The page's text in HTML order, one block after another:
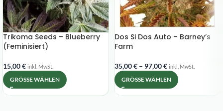
Trikoma Seeds – Blueberry
(Feminisiert)
15,00€ inkl. MwSt.
GRÖSSE WÄHLEN
Dos Si Dos Auto – Barney’s
Farm
35,00€ – 97,00€ inkl. MwSt.
GRÖSSE WÄHLEN